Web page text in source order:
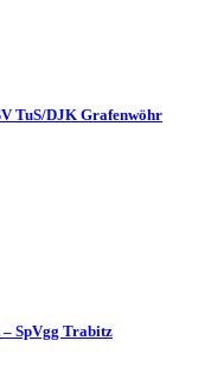
TuS/DJK Grafenwöhr
SpVgg Trabitz